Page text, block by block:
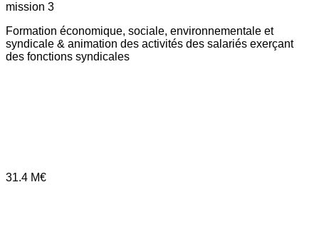
mission 3
Formation économique, sociale, environnementale et
syndicale & animation des activités des salariés exerçant
des fonctions syndicales
31.4 M€